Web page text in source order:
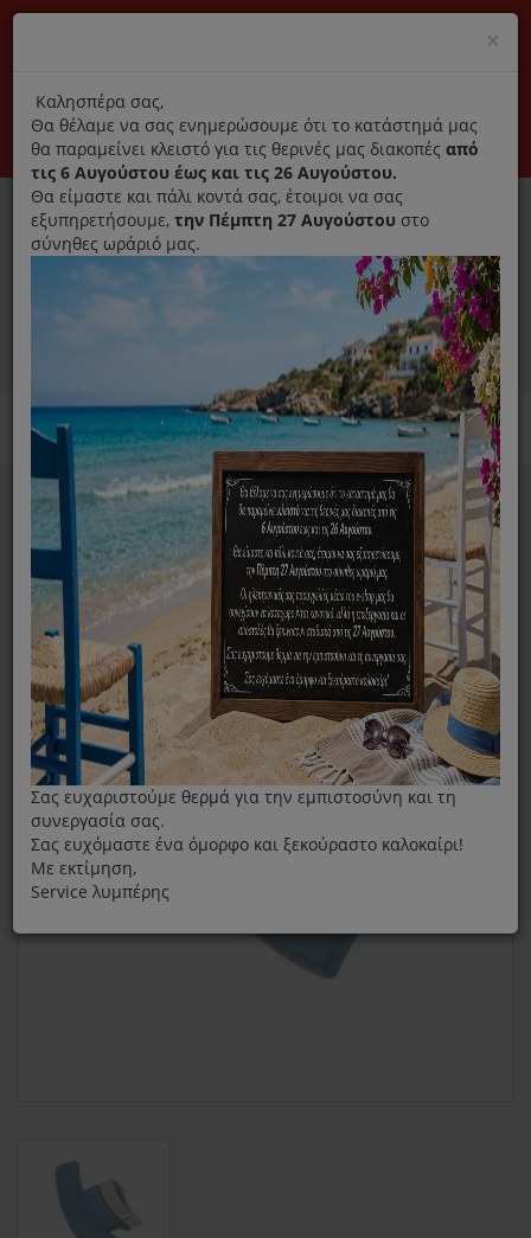
Αποκλειστικά γνήσια ανταλλακτικά
Σύνδεση Εγγραφή Εταιρεία Επικοινωνία
0
Ανταλλακτικά ηλεκτρικών συσκευών MENU
Home
Χύτρα
Πλαϊνή Λαβή Χύτρας Fissler 6lt Magic Blue
×
title
Καλησπέρα σας,
Θα θέλαμε να σας ενημερώσουμε ότι το κατάστημά μας
θα παραμείνει κλειστό για τις θερινές μας διακοπές από
τις 6 Αυγούστου έως και τις 26 Αυγούστου.
Θα είμαστε και πάλι κοντά σας, έτοιμοι να σας
εξυπηρετήσουμε, την Πέμπτη 27 Αυγούστου στο
σύνηθες ωράριό μας.
Σας ευχαριστούμε θερμά για την εμπιστοσύνη και τη
συνεργασία σας.
Σας ευχόμαστε ένα όμορφο και ξεκούραστο καλοκαίρι!
Με εκτίμηση,
Service λυμπέρης